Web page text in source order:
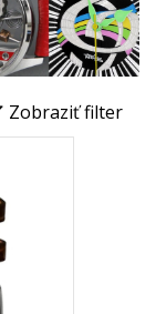
Zobraziť filter